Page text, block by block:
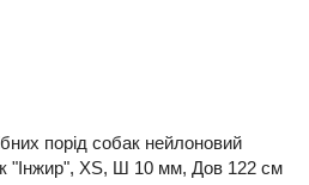
порід собак нейлоновий
"Інжир", XS, Ш 10 мм, Дов 122 см